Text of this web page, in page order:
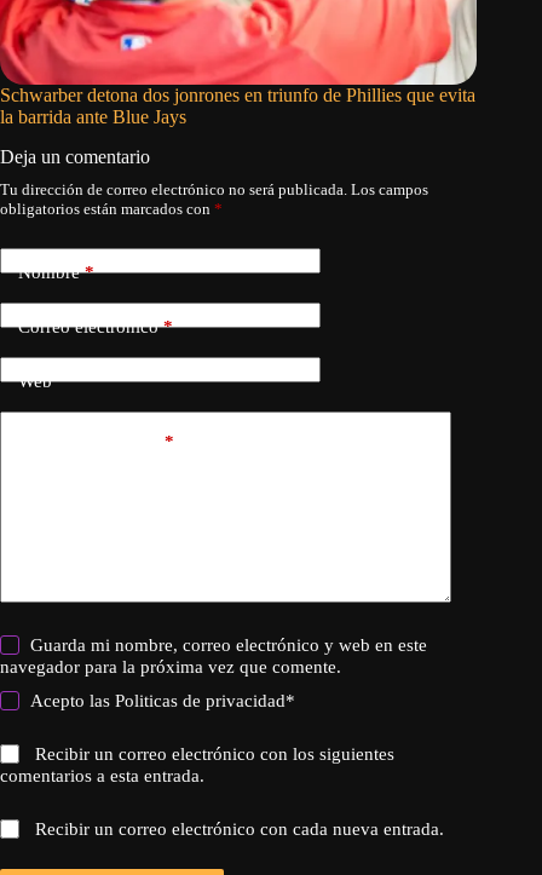
Schwarber detona dos jonrones en triunfo de Phillies que evita
la barrida ante Blue Jays
Deja un comentario
Tu dirección de correo electrónico no será publicada. Los campos
obligatorios están marcados con *
Nombre*
Correo electrónico*
Web
*
Guarda mi nombre, correo electrónico y web en este
navegador para la próxima vez que comente.
Acepto lasPoliticas de privacidad*
Recibir un correo electrónico con los siguientes
comentarios a esta entrada.
Recibir un correo electrónico con cada nueva entrada.